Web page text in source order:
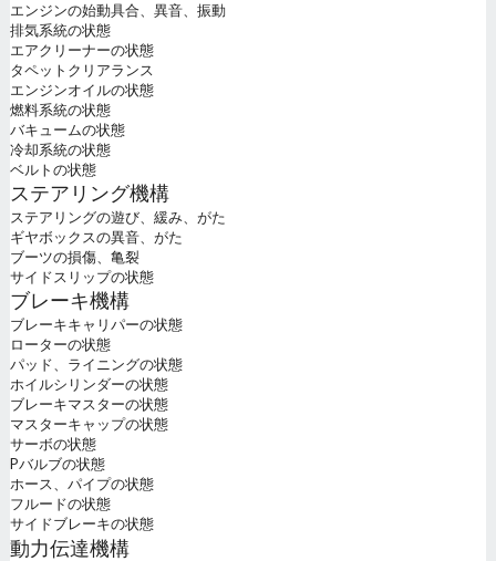
エンジンの始動具合、異音、振動
排気系統の状態
エアクリーナーの状態
タペットクリアランス
エンジンオイルの状態
燃料系統の状態
バキュームの状態
冷却系統の状態
ベルトの状態
ステアリング機構
ステアリングの遊び、緩み、がた
ギヤボックスの異音、がた
ブーツの損傷、亀裂
サイドスリップの状態
ブレーキ機構
ブレーキキャリパーの状態
ローターの状態
パッド、ライニングの状態
ホイルシリンダーの状態
ブレーキマスターの状態
マスターキャップの状態
サーボの状態
Pバルブの状態
ホース、パイプの状態
フルードの状態
サイドブレーキの状態
動力伝達機構